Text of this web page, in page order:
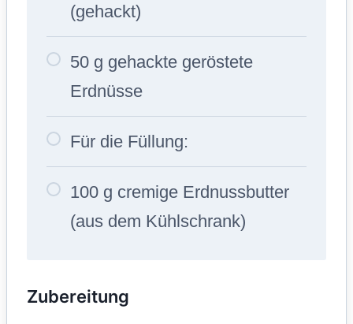
(gehackt)
50 g gehackte geröstete
Erdnüsse
Für die Füllung:
100 g cremige Erdnussbutter
(aus dem Kühlschrank)
Zubereitung